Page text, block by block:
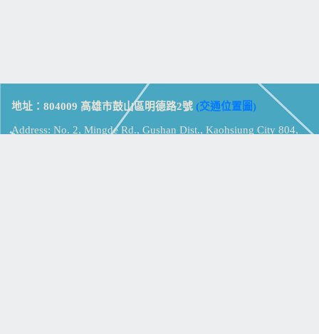
地址：804009 高雄市鼓山區明德路2號 (交通位置圖)
Address: No. 2, Mingde Rd., Gushan Dist., Kaohsiung City 804,